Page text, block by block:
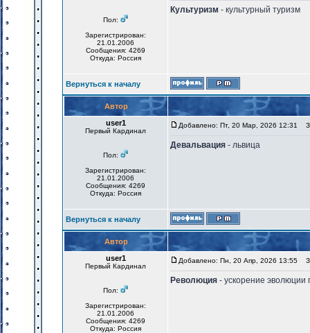
Пол:
Зарегистрирован:
21.01.2006
Сообщения: 4269
Откуда: Россия
Культуризм - культурный туризм
Вернуться к началу
Автор
user1
Первый Кардинал
Пол:
Зарегистрирован:
21.01.2006
Сообщения: 4269
Откуда: Россия
Добавлено: Пт, 20 Мар, 2026 12:31
Девальвация - львица
Вернуться к началу
Автор
user1
Первый Кардинал
Пол:
Зарегистрирован:
21.01.2006
Сообщения: 4269
Откуда: Россия
Добавлено: Пн, 20 Апр, 2026 13:55
Революция - ускорение